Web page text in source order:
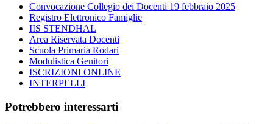
Convocazione Collegio dei Docenti 19 febbraio 2025
Registro Elettronico Famiglie
IIS STENDHAL
Area Riservata Docenti
Scuola Primaria Rodari
Modulistica Genitori
ISCRIZIONI ONLINE
INTERPELLI
Potrebbero interessarti